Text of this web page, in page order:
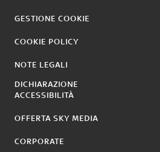
GESTIONE COOKIE
COOKIE POLICY
NOTE LEGALI
DICHIARAZIONE
ACCESSIBILITÀ
OFFERTA SKY MEDIA
CORPORATE